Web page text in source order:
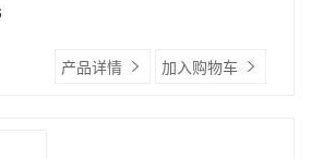
产品详情 加入购物车